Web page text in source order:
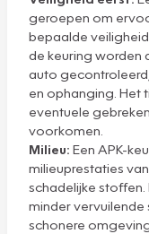
geroepen om
bepaalde
de keuring worden
auto
en ophanging. Het
eventuele
voorkomen.
Milieu: Een APK-
milieuprestaties
schadelijke
minder
schonere